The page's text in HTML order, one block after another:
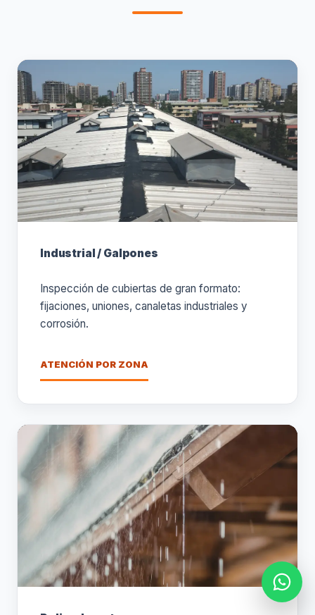
Industrial / Galpones
Inspección de cubiertas de gran formato:
fijaciones, uniones, canaletas industriales y
corrosión.
ATENCIÓN POR ZONA